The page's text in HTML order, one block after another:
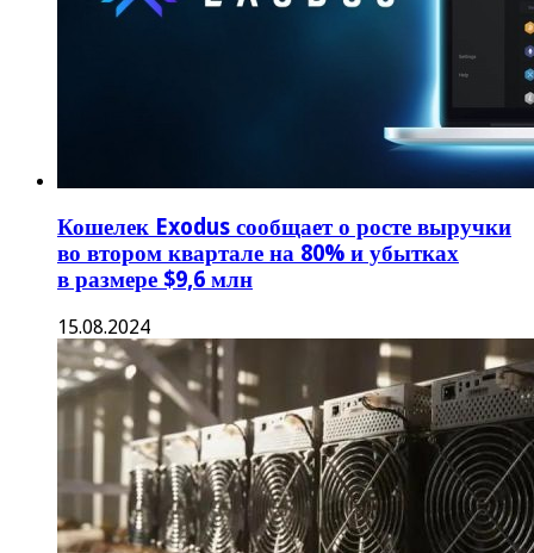
Кошелек Exodus сообщает о росте выручки
во втором квартале на 80% и убытках
в размере $9,6 млн
15.08.2024